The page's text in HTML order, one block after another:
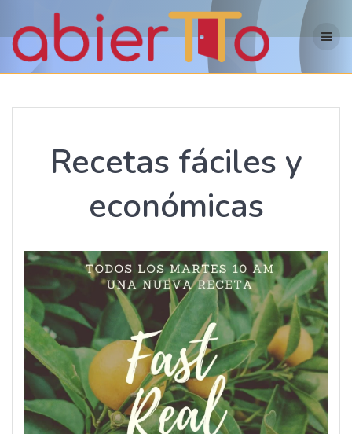
Skip
to
content
Recetas fáciles y
económicas